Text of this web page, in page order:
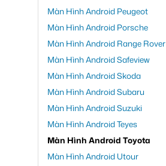
Màn Hình Android Peugeot
Màn Hình Android Porsche
Màn Hình Android Range Rover
Màn Hình Android Safeview
Màn Hình Android Skoda
Màn Hình Android Subaru
Màn Hình Android Suzuki
Màn Hình Android Teyes
Màn Hình Android Toyota
Màn Hình Android Utour